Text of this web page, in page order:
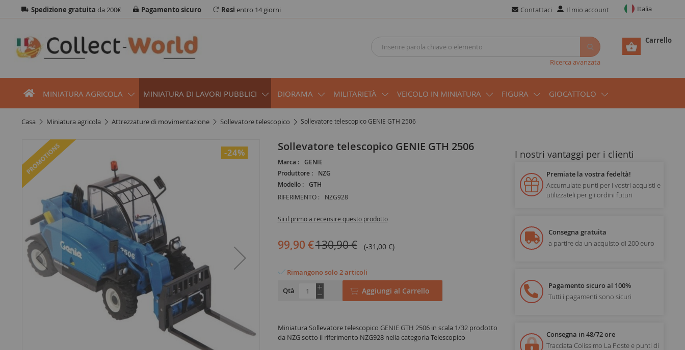
Spedizione gratuita da 200€ Pagamento sicuro Resi entro 14 giorni Contattaci Il mio account Italia
Carrello
Ricerca avanzata
MINIATURA AGRICOLA MINIATURA DI LAVORI PUBBLICI DIORAMA MILITARIETÀ VEICOLO IN MINIATURA FIGURA GIOCATTOLO
casa miniatura agricola attrezzature di movimentazione sollevatore telescopico Sollevatore telescopico GENIE GTH 2506
-24% Sollevatore telescopico GENIE GTH 2506
Marca :
GENIE
Produttore :
NZG
Modello :
GTH
RIFERIMENTO : NZG928
Sii il primo a recensire questo prodotto
99,90 €130,90 € (-31,00 €)
Rimangono solo 2 articoli
Qtà
Aggiungi al Carrello
Miniatura Sollevatore telescopico GENIE GTH 2506 in scala 1/32 prodotto
da NZG sotto il riferimento NZG928 nella categoria Telescopico
I nostri vantaggi per i clienti
Premiate la vostra fedeltà!
Accumulate punti per i vostri acquisti e
utilizzateli per gli ordini futuri
Consegna gratuita
a partire da un acquisto di 200 euro
Pagamento sicuro al 100%
Tutti i pagamenti sono sicuri
Consegna in 48/72 ore
Tracciata Colissimo La Poste e punti di